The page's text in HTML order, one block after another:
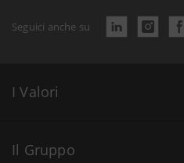
Seguici anche su
I Valori
Il Gruppo